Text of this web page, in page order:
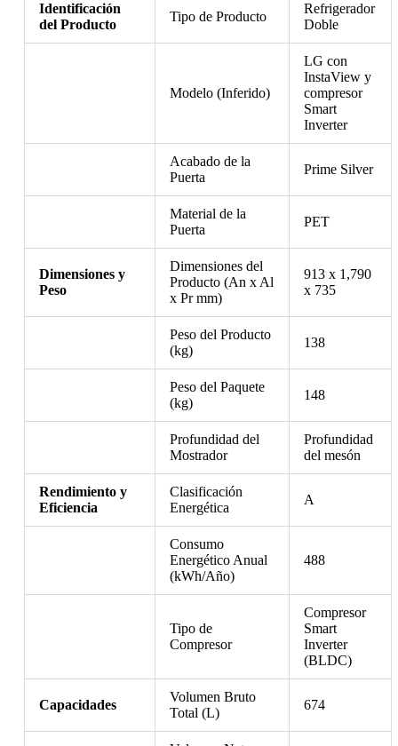
Identificación
del Producto
Tipo de Producto
Refrigerador
Doble
Modelo (Inferido)
LG con
InstaView y
compresor
Smart
Inverter
Acabado de la
Puerta
Prime Silver
Material de la
Puerta
PET
Dimensiones y
Peso
Dimensiones del
Producto (An x Al
x Pr mm)
913 x 1,790
x 735
Peso del Producto
(kg)
138
Peso del Paquete
(kg)
148
Profundidad del
Mostrador
Profundidad
del mesón
Rendimiento y
Eficiencia
Clasificación
Energética
A
Consumo
Energético Anual
(kWh/Año)
488
Tipo de
Compresor
Compresor
Smart
Inverter
(BLDC)
Capacidades
Volumen Bruto
Total (L)
674